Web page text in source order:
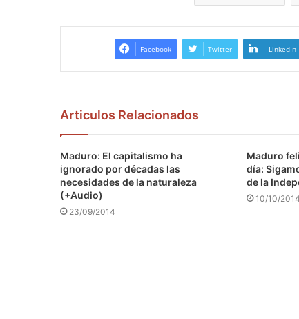
Facebook Twitter LinkedIn
Articulos Relacionados
Maduro: El capitalismo ha
ignorado por décadas las
necesidades de la naturaleza
(+Audio)
23/09/2014
Maduro
día:
de la
10/10/2014